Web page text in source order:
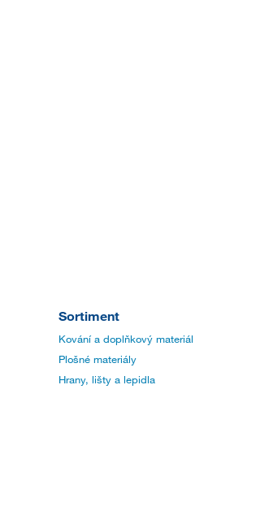
Sortiment
Kování a doplňkový materiál
Plošné materiály
Hrany, lišty a lepidla